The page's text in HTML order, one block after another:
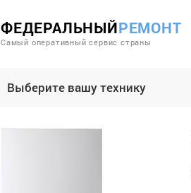
ФЕДЕРАЛЬНЫЙРЕМОНТ
Самый оперативный сервис страны
Выберите вашу технику